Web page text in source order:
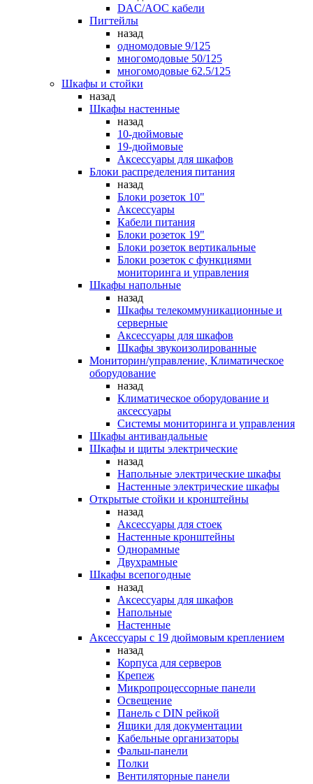
DAC/AOC кабели
Пигтейлы
назад
одномодовые 9/125
многомодовые 50/125
многомодовые 62.5/125
Шкафы и стойки
назад
Шкафы настенные
назад
10-дюймовые
19-дюймовые
Аксессуары для шкафов
Блоки распределения питания
назад
Блоки розеток 10"
Аксессуары
Кабели питания
Блоки розеток 19"
Блоки розеток вертикальные
Блоки розеток с функциями
мониторинга и управления
Шкафы напольные
назад
Шкафы телекоммуникационные и
серверные
Аксессуары для шкафов
Шкафы звукоизолированные
Мониторин/управление, Климатическое
оборудование
назад
Климатическое оборудование и
аксессуары
Системы мониторинга и управления
Шкафы антивандальные
Шкафы и щиты электрические
назад
Напольные электрические шкафы
Настенные электрические шкафы
Открытые стойки и кронштейны
назад
Аксессуары для стоек
Настенные кронштейны
Однорамные
Двухрамные
Шкафы всепогодные
назад
Аксессуары для шкафов
Напольные
Настенные
Аксессуары с 19 дюймовым креплением
назад
Корпуса для серверов
Крепеж
Микропроцессорные панели
Освещение
Панель с DIN рейкой
Ящики для документации
Кабельные организаторы
Фальш-панели
Полки
Вентиляторные панели